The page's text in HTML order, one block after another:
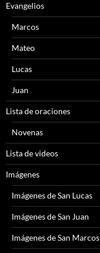
Evangelios
Marcos
Mateo
Lucas
Juan
Lista de oraciones
Novenas
Lista de videos
Imágenes
Imágenes de San Lucas
Imágenes de San Juan
Imágenes de San Marcos